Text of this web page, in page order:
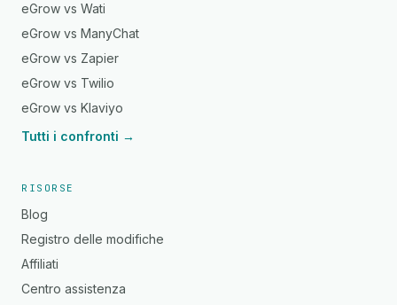
eGrow vs Wati
eGrow vs ManyChat
eGrow vs Zapier
eGrow vs Twilio
eGrow vs Klaviyo
Tutti i confronti →
RISORSE
Blog
Registro delle modifiche
Affiliati
Centro assistenza